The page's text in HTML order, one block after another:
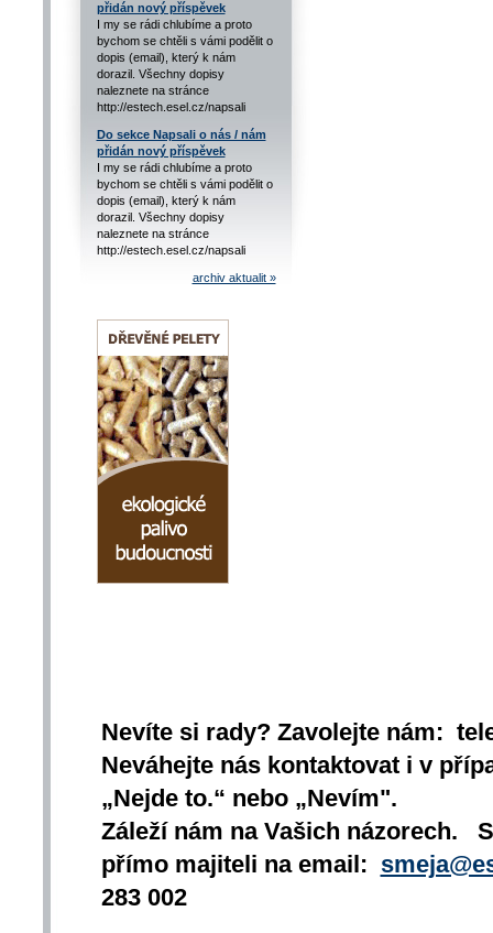
přidán nový příspěvek
I my se rádi chlubíme a proto
bychom se chtěli s vámi podělit o
dopis (email), který k nám
dorazil. Všechny dopisy
naleznete na stránce
http://estech.esel.cz/napsali
Do sekce Napsali o nás / nám
přidán nový příspěvek
I my se rádi chlubíme a proto
bychom se chtěli s vámi podělit o
dopis (email), který k nám
dorazil. Všechny dopisy
naleznete na stránce
http://estech.esel.cz/napsali
archiv aktualit »
Nevíte si rady? Zavolejte nám:
Neváhejte nás kontaktovat i v
„Nejde to.“ nebo „Nevím".
Záleží nám na Vašich názorech.
přímo majiteli na email:
283 002